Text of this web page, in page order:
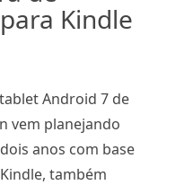
Kindle
Android 7 de
vem planejando
anos com base
também